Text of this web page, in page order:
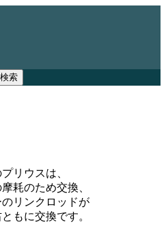
リウスは、
耗のため交換、
リンクロッドが
もに交換です。